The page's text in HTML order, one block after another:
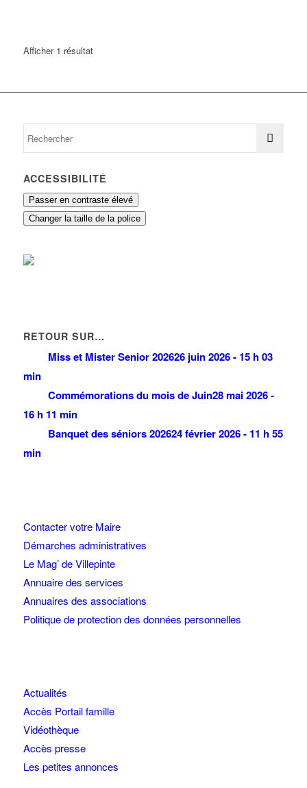
Afficher 1 résultat
ACCESSIBILITÉ
Passer en contraste élevé
Changer la taille de la police
RETOUR SUR…
Miss et Mister Senior 202626 juin 2026 - 15 h 03
min
Commémorations du mois de Juin28 mai 2026 -
16 h 11 min
Banquet des séniors 202624 février 2026 - 11 h 55
min
Contacter votre Maire
Démarches administratives
Le Mag’ de Villepinte
Annuaire des services
Annuaires des associations
Politique de protection des données personnelles
Actualités
Accès Portail famille
Vidéothèque
Accès presse
Les petites annonces